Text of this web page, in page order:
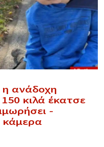
η ανάδοχη
κιλά έκατσε
–
κάμερα